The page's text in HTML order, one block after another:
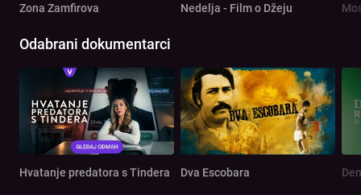
Zona Zamfirova Nedelja - Film o Džeju
Odabrani dokumentarci
Hvatanje predatora s Tindera Dva Escobara